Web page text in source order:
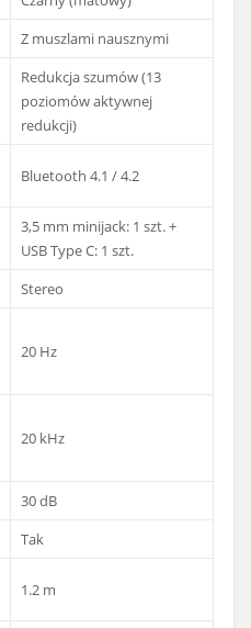
Z muszlami nausznymi
Redukcja szumów (13
poziomów aktywnej
redukcji)
Bluetooth 4.1 / 4.2
3,5 mm minijack: 1 szt. +
USB Type C: 1 szt.
Stereo
20 Hz
20 kHz
30 dB
Tak
1.2 m